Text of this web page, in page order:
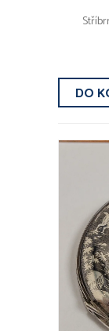
DO